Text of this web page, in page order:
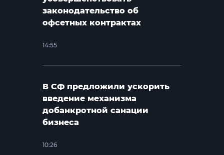
законодательство об
офсетных контрактах
14:55
В СФ предложили ускорить
введение механизма
добанкротной санации
бизнеса
10:26